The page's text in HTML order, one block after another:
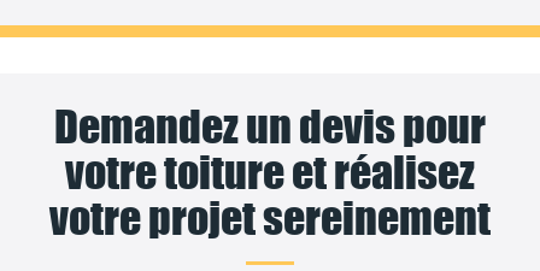
Demandez un devis pour
votre toiture et réalisez
votre projet sereinement